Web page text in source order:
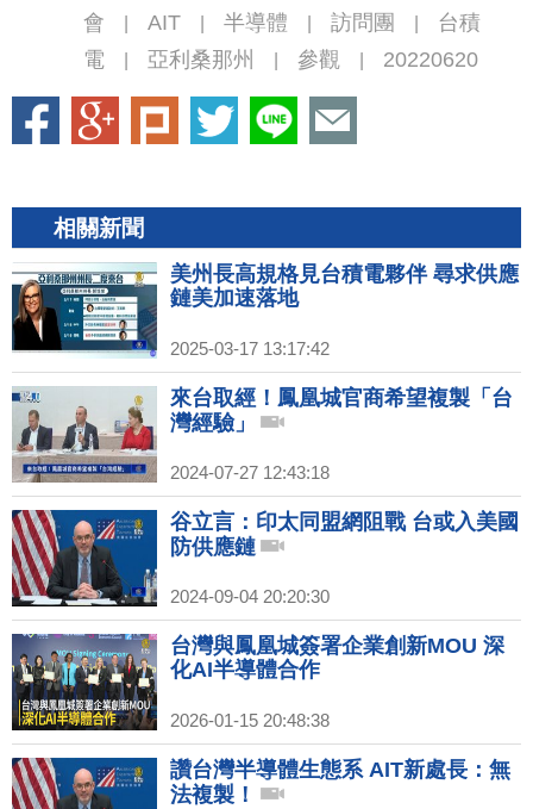
會
AIT 半導體 訪問團
台積
電
亞利桑那州 參觀 20220620
相關新聞
美州長高規格見台積電夥伴 尋求供應
鏈美加速落地
2025-03-17 13:17:42
來台取經！鳳凰城官商希望複製「台
灣經驗」
2024-07-27 12:43:18
谷立言：印太同盟網阻戰 台或入美國
防供應鏈
2024-09-04 20:20:30
台灣與鳳凰城簽署企業創新MOU 深
化AI半導體合作
2026-01-15 20:48:38
讚台灣半導體生態系 AIT新處長：無
法複製！